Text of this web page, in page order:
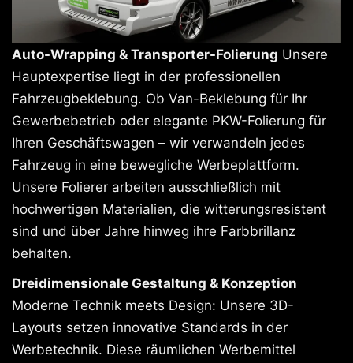
Auto-Wrapping & Transporter-Folierung Unsere
Hauptexpertise liegt in der professionellen
Fahrzeugbeklebung. Ob Van-Beklebung für Ihr
Gewerbebetrieb oder elegante PKW-Folierung für
Ihren Geschäftswagen – wir verwandeln jedes
Fahrzeug in eine bewegliche Werbeplattform.
Unsere Folierer arbeiten ausschließlich mit
hochwertigen Materialien, die witterungsresistent
sind und über Jahre hinweg ihre Farbbrillanz
behalten.
Dreidimensionale Gestaltung & Konzeption
Moderne Technik meets Design: Unsere 3D-
Layouts setzen innovative Standards in der
Werbetechnik. Diese räumlichen Werbemittel